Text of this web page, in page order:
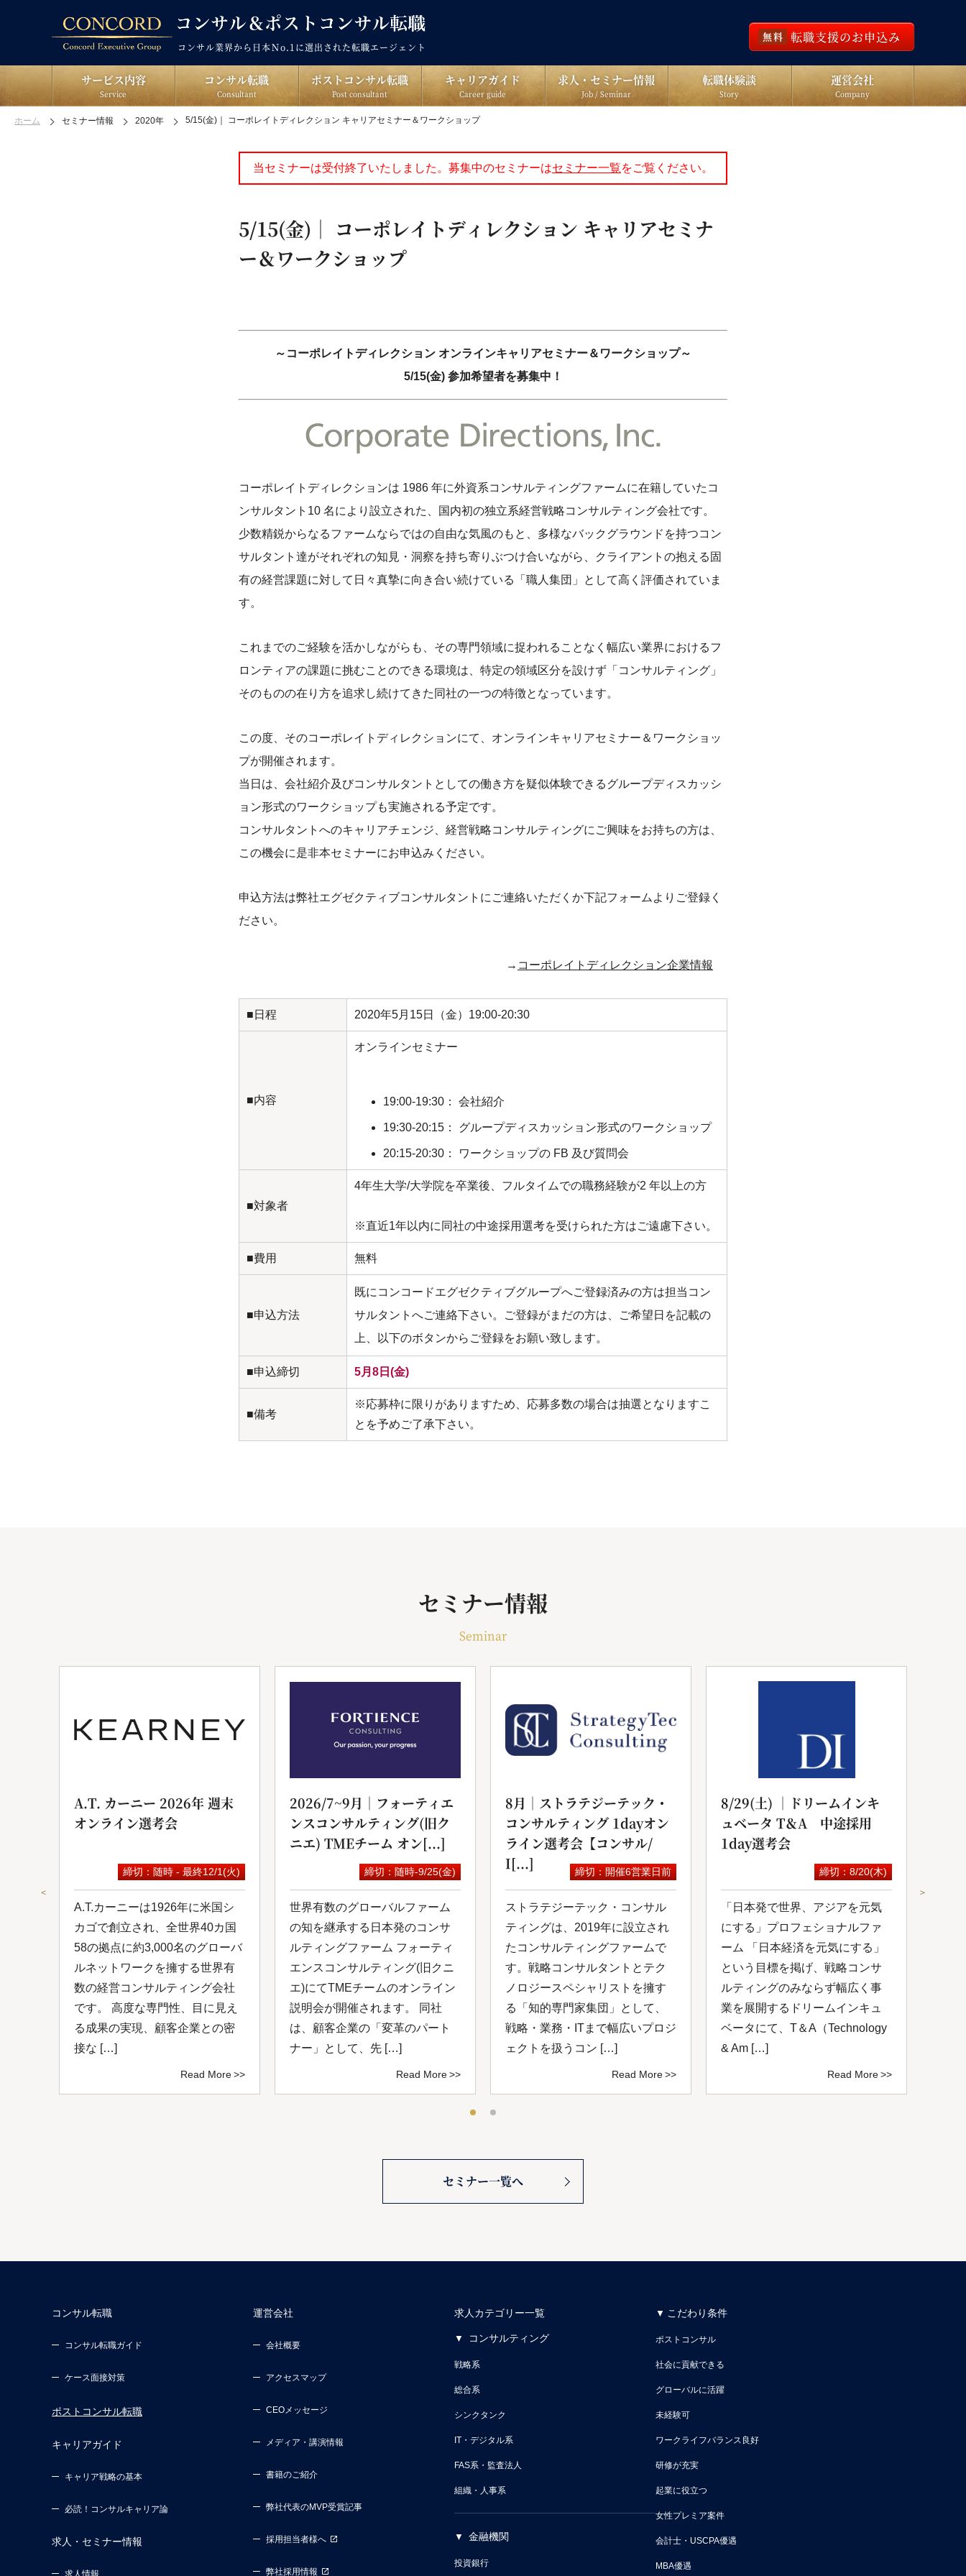
コンサル業界から日本Ｎo.1に選出された転職エージェント
無料 転職支援のお申込み
サービス内容
Service
コンサル転職
Consultant
ポストコンサル転職
Post consultant
キャリアガイド
Career guide
求人・セミナー情報
Job / Seminar
転職体験談
Story
運営会社
Company
ホーム セミナー情報 2020年 5/15(金)｜ コーポレイトディレクション キャリアセミナー＆ワークショップ
当セミナーは受付終了いたしました。募集中のセミナーはセミナー一覧をご覧ください。
5/15(金)｜ コーポレイトディレクション キャリアセミナ
ー＆ワークショップ
～コーポレイトディレクション オンラインキャリアセミナー＆ワークショップ～
5/15(金) 参加希望者を募集中！
コーポレイトディレクションは 1986 年に外資系コンサルティングファームに在籍していたコ
ンサルタント10 名により設立された、国内初の独立系経営戦略コンサルティング会社です。
少数精鋭からなるファームならではの自由な気風のもと、多様なバックグラウンドを持つコン
サルタント達がそれぞれの知見・洞察を持ち寄りぶつけ合いながら、クライアントの抱える固
有の経営課題に対して日々真摯に向き合い続けている「職人集団」として高く評価されていま
す。
これまでのご経験を活かしながらも、その専門領域に捉われることなく幅広い業界におけるフ
ロンティアの課題に挑むことのできる環境は、特定の領域区分を設けず「コンサルティング」
そのものの在り方を追求し続けてきた同社の一つの特徴となっています。
この度、そのコーポレイトディレクションにて、オンラインキャリアセミナー＆ワークショッ
プが開催されます。
当日は、会社紹介及びコンサルタントとしての働き方を疑似体験できるグループディスカッシ
ョン形式のワークショップも実施される予定です。
コンサルタントへのキャリアチェンジ、経営戦略コンサルティングにご興味をお持ちの方は、
この機会に是非本セミナーにお申込みください。
申込方法は弊社エグゼクティブコンサルタントにご連絡いただくか下記フォームよりご登録く
ださい。
→ コーポレイトディレクション企業情報
■日程 2020年5月15日（金）19:00-20:30
■内容
オンラインセミナー
19:00-19:30： 会社紹介
19:30-20:15： グループディスカッション形式のワークショップ
20:15-20:30： ワークショップの FB 及び質問会
■対象者
4年生大学/大学院を卒業後、フルタイムでの職務経験が2 年以上の方
※直近1年以内に同社の中途採用選考を受けられた方はご遠慮下さい。
■費用 無料
■申込方法
既にコンコードエグゼクティブグループへご登録済みの方は担当コン
サルタントへご連絡下さい。ご登録がまだの方は、ご希望日を記載の
上、以下のボタンからご登録をお願い致します。
■申込締切 5月8日(金)
■備考
※応募枠に限りがありますため、応募多数の場合は抽選となりますこ
とを予めご了承下さい。
セミナー情報
Seminar
＜
A.T. カーニー 2026年 週末
オンライン選考会
締切：随時 - 最終12/1(火)
A.T.カーニーは1926年に米国シ
カゴで創立され、全世界40カ国
58の拠点に約3,000名のグローバ
ルネットワークを擁する世界有
数の経営コンサルティング会社
です。 高度な専門性、目に見え
る成果の実現、顧客企業との密
接な […]
Read More
2026/7~9月｜フォーティエ
ンスコンサルティング(旧ク
ニエ) TMEチーム オン[...]
締切：随時-9/25(金)
世界有数のグローバルファーム
の知を継承する日本発のコンサ
ルティングファーム フォーティ
エンスコンサルティング(旧クニ
エ)にてTMEチームのオンライン
説明会が開催されます。 同社
は、顧客企業の「変革のパート
ナー」として、先 […]
Read More
8月｜ストラテジーテック・
コンサルティング 1dayオン
ライン選考会【コンサル/
I[...]
締切：開催6営業日前
ストラテジーテック・コンサル
ティングは、2019年に設立され
たコンサルティングファームで
す。戦略コンサルタントとテク
ノロジースペシャリストを擁す
る「知的専⾨家集団」として、
戦略・業務・ITまで幅広いプロジ
ェクトを扱うコン […]
Read More
8/29(土) ｜ドリームインキ
ュベータ T＆A 中途採用
1day選考会
締切：8/20(木)
「日本発で世界、アジアを元気
にする」プロフェショナルファ
ーム 「日本経済を元気にする」
という目標を掲げ、戦略コンサ
ルティングのみならず幅広く事
業を展開するドリームインキュ
ベータにて、T＆A（Technology
& Am […]
Read More
＞
セミナー一覧へ
コンサル転職
コンサル転職ガイド
ケース面接対策
ポストコンサル転職
キャリアガイド
キャリア戦略の基本
必読！コンサルキャリア論
求人・セミナー情報
求人情報
運営会社
会社概要
アクセスマップ
CEOメッセージ
メディア・講演情報
書籍のご紹介
弊社代表のMVP受賞記事
採用担当者様へ
弊社採用情報
求人カテゴリー一覧
コンサルティング
戦略系
総合系
シンクタンク
IT・デジタル系
FAS系・監査法人
組織・人事系
金融機関
投資銀行
こだわり条件
ポストコンサル
社会に貢献できる
グローバルに活躍
未経験可
ワークライフバランス良好
研修が充実
起業に役立つ
女性プレミア案件
会計士・USCPA優遇
MBA優遇